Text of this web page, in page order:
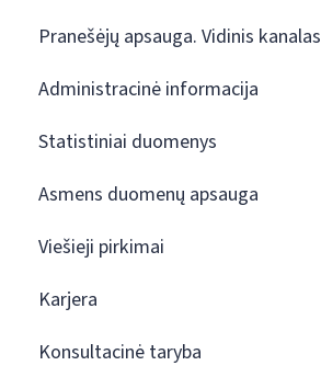
Pranešėjų apsauga. Vidinis kanalas
Administracinė informacija
Statistiniai duomenys
Asmens duomenų apsauga
Viešieji pirkimai
Karjera
Konsultacinė taryba